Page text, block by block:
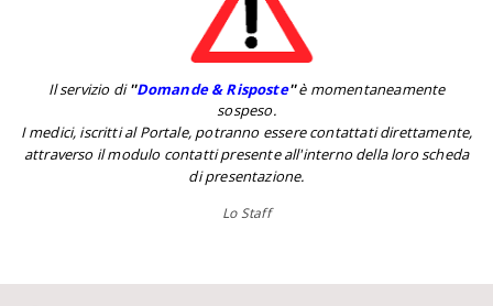
Il servizio di''Domande & Risposte''è momentaneamente
sospeso.
I medici, iscritti al Portale, potranno essere contattati direttamente,
attraverso il modulo contatti presente all'interno della loro scheda
di presentazione.
Lo Staff